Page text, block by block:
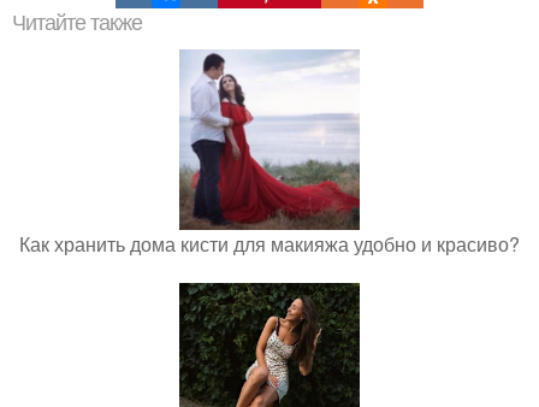
Читайте также
Как хранить дома кисти для макияжа удобно и красиво?